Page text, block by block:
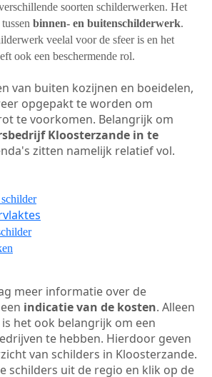
soorten schilderwerken. Het
binnen- en buitenschilderwerk.
veelal voor de sfeer is en het
ook een beschermende rol.
van buiten kozijnen en boeidelen,
opgepakt te worden om
te voorkomen. Belangrijk om
Kloosterzande in te
zitten namelijk relatief vol.
meer informatie over de
indicatie van de kosten. Alleen
het ook belangrijk om een
te hebben. Hierdoor geven
van schilders in Kloosterzande.
schilders uit de regio en klik op de